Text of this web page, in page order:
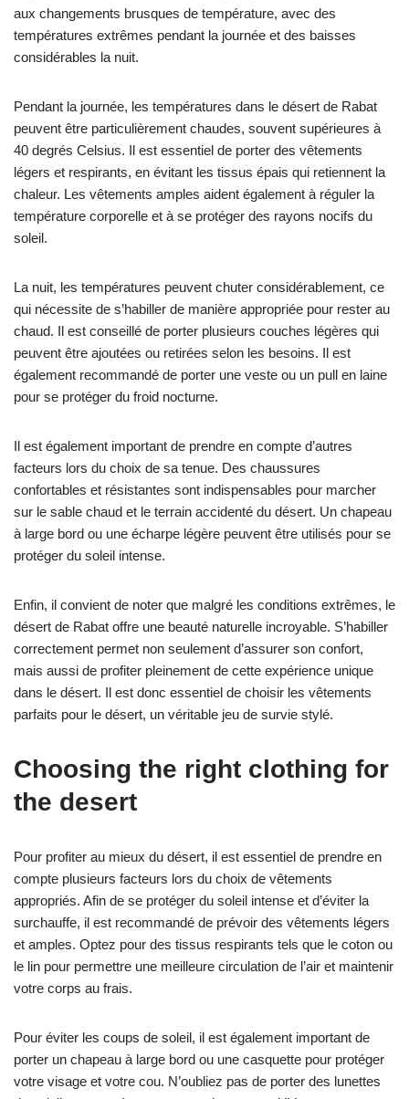
aux changements brusques de température, avec des
températures extrêmes pendant la journée et des baisses
considérables la nuit.
Pendant la journée, les températures dans le désert de Rabat
peuvent être particulièrement chaudes, souvent supérieures à
40 degrés Celsius. Il est essentiel de porter des vêtements
légers et respirants, en évitant les tissus épais qui retiennent la
chaleur. Les vêtements amples aident également à réguler la
température corporelle et à se protéger des rayons nocifs du
soleil.
La nuit, les températures peuvent chuter considérablement, ce
qui nécessite de s’habiller de manière appropriée pour rester au
chaud. Il est conseillé de porter plusieurs couches légères qui
peuvent être ajoutées ou retirées selon les besoins. Il est
également recommandé de porter une veste ou un pull en laine
pour se protéger du froid nocturne.
Il est également important de prendre en compte d’autres
facteurs lors du choix de sa tenue. Des chaussures
confortables et résistantes sont indispensables pour marcher
sur le sable chaud et le terrain accidenté du désert. Un chapeau
à large bord ou une écharpe légère peuvent être utilisés pour se
protéger du soleil intense.
Enfin, il convient de noter que malgré les conditions extrêmes, le
désert de Rabat offre une beauté naturelle incroyable. S’habiller
correctement permet non seulement d’assurer son confort,
mais aussi de profiter pleinement de cette expérience unique
dans le désert. Il est donc essentiel de choisir les vêtements
parfaits pour le désert, un véritable jeu de survie stylé.
Choosing the right clothing for
the desert
Pour profiter au mieux du désert, il est essentiel de prendre en
compte plusieurs facteurs lors du choix de vêtements
appropriés. Afin de se protéger du soleil intense et d’éviter la
surchauffe, il est recommandé de prévoir des vêtements légers
et amples. Optez pour des tissus respirants tels que le coton ou
le lin pour permettre une meilleure circulation de l’air et maintenir
votre corps au frais.
Pour éviter les coups de soleil, il est également important de
porter un chapeau à large bord ou une casquette pour protéger
votre visage et votre cou. N’oubliez pas de porter des lunettes